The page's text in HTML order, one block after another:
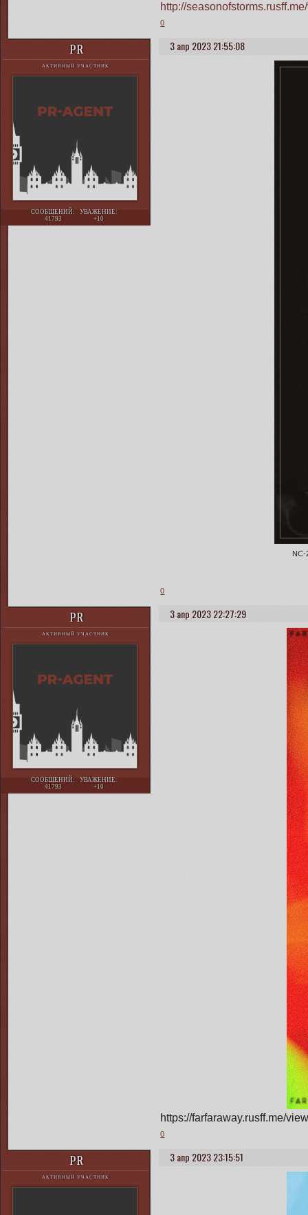
http://
0
3 апр 2023 21:55:08
PR
АКТИВНЫЙ УЧАСТНИК
СООБЩЕНИЙ:
41793
УВАЖЕНИЕ:
+10
0
3 апр 2023 22:27:29
PR
АКТИВНЫЙ УЧАСТНИК
СООБЩЕНИЙ:
41793
УВАЖЕНИЕ:
+10
https://farfaraway.rusff.me/
0
3 апр 2023 23:15:51
PR
АКТИВНЫЙ УЧАСТНИК